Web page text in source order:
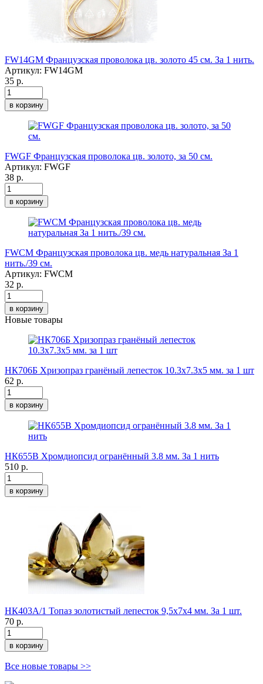
FW14GM Французская проволока цв. золото 45 см. За 1 нить.
Артикул: FW14GM
35 р.
в корзину
FWGF Французская проволока цв. золото, за 50 см.
Артикул: FWGF
38 р.
в корзину
FWCM Французская проволока цв. медь натуральная За 1
нить./39 см.
Артикул: FWCM
32 р.
в корзину
Новые товары
НК706Б Хризопраз гранёный лепесток 10.3х7.3х5 мм. за 1 шт
62 р.
в корзину
НК655В Хромдиопсид огранённый 3.8 мм. За 1 нить
510 р.
в корзину
НК403А/1 Топаз золотистый лепесток 9,5х7х4 мм. За 1 шт.
70 р.
в корзину
Все новые товары >>